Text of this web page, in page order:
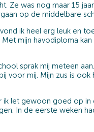
Ze was nog maar 15
op de middelbare
ik heel erg leuk en
mijn havodiploma kan
sprak mij meteen
voor mij. Mijn zus is
let gewoon goed op in
In de eerste weken